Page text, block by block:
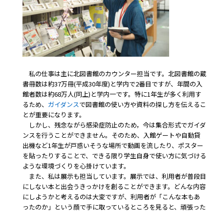
私の仕事は主に北図書館のカウンター担当です。北図書館の蔵
書冊数は約37万冊(平成30年度)と学内で2番目ですが、年間の入
館者数は約68万人(同上)と学内一です。特に1年生が多く利用す
るため、 ガイダンスで図書館の使い方や資料の探し方を伝えるこ
とが重要になります。
しかし、残念ながら感染症防止のため，今は集合形式でガイダ
ンスを行うことができません。そのため、入館ゲートや自動貸
出機など1年生が戸惑いそうな場所で動画を流したり、ポスター
を貼ったりすることで、できる限り学生自身で使い方に気づける
ような環境づくりを心掛けています。
また、私は展示も担当しています。展示では、利用者が普段目
にしない本と出会うきっかけを創ることができます。どんな内容
にしようかと考えるのは大変ですが、利用者が「こんな本もあ
ったのか」という顔で手に取っているところを見ると、頑張った